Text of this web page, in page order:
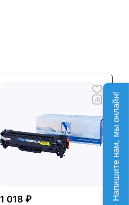
1 018 ₽ Напишите нам, мы онлайн!